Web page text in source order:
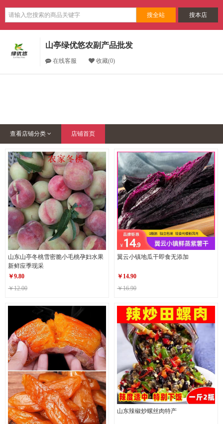
山亭绿优悠农副产品批发
在线客服 收藏(0)
搜全站 搜本店
查看店铺分类 店铺首页
山东山亭冬桃雪密脆小毛桃孕妇水果
新鲜应季现采
￥9.80
￥12.00
翼云小镇地瓜干即食无添加
￥ 14.90
￥16.90
山东辣椒炒螺丝肉特产